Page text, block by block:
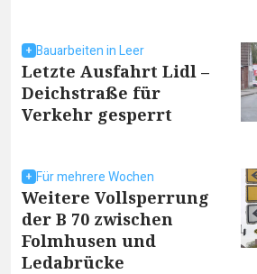
Bauarbeiten in Leer
Letzte Ausfahrt Lidl –
Deichstraße für
Verkehr gesperrt
Für mehrere Wochen
Weitere Vollsperrung
der B 70 zwischen
Folmhusen und
Ledabrücke